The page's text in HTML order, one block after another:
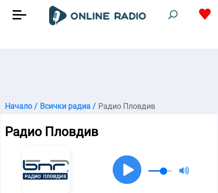
Начало / Всички радиа / Радио Пловдив
Радио Пловдив